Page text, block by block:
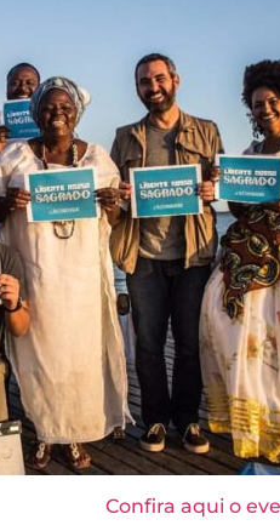
Confira aqui o